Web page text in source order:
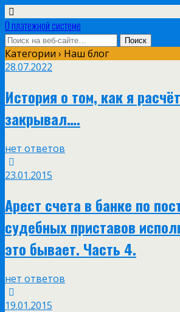
О платежной системе
Категории › Наш блог
28.07.2022
История о том, как я
закрывал….
нет ответов
23.01.2015
Арест счета в банке по
судебных приставов
это бывает. Часть 4.
нет ответов
19.01.2015